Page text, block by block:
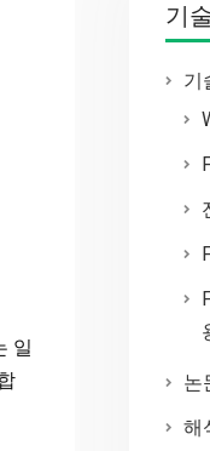
일
기
기
논
해